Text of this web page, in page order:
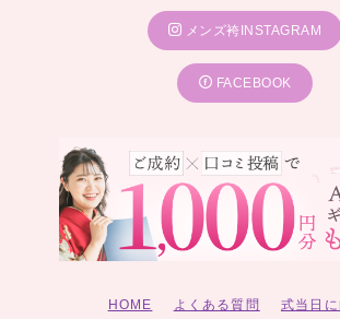
メンズ袴INSTAGRAM
FACEBOOK
HOME よくある質問 式当日